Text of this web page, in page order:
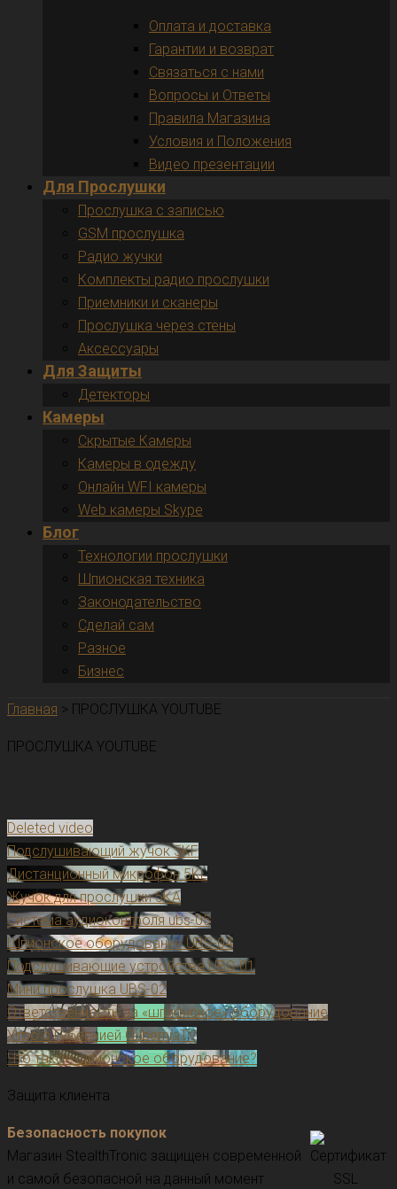
Оплата и доставка
Гарантии и возврат
Связаться с нами
Вопросы и Ответы
Правила Магазина
Условия и Положения
Видео презентации
Для Прослушки
Прослушка с записью
GSM прослушка
Радио жучки
Комплекты радио прослушки
Приемники и сканеры
Прослушка через стены
Аксессуары
Для Защиты
Детекторы
Камеры
Скрытые Камеры
Камеры в одежду
Онлайн WFI камеры
Web камеры Skype
Блог
Технологии прослушки
Шпионская техника
Законодательство
Сделай сам
Разное
Бизнес
Главная > ПРОСЛУШКА YOUTUBE
ПРОСЛУШКА YOUTUBE
Deleted video
Подслушивающий жучок 5KF
Дистанционный микрофон 5KL
Жучок для прослушки 5KA
Система аудиоконтроля ubs-05
Шпионское оборудование UBS-04
Подслушивающие устройства UBS-01
Мини прослушка UBS-02
Ответственность за «шпионское» оборудование
Утро с Губернией GuberniaTV
Что такое шпионское оборудование?
Защита клиента
Безопасность покупок
Магазин StealthTronic защищен современной
и самой безопасной на данный момент